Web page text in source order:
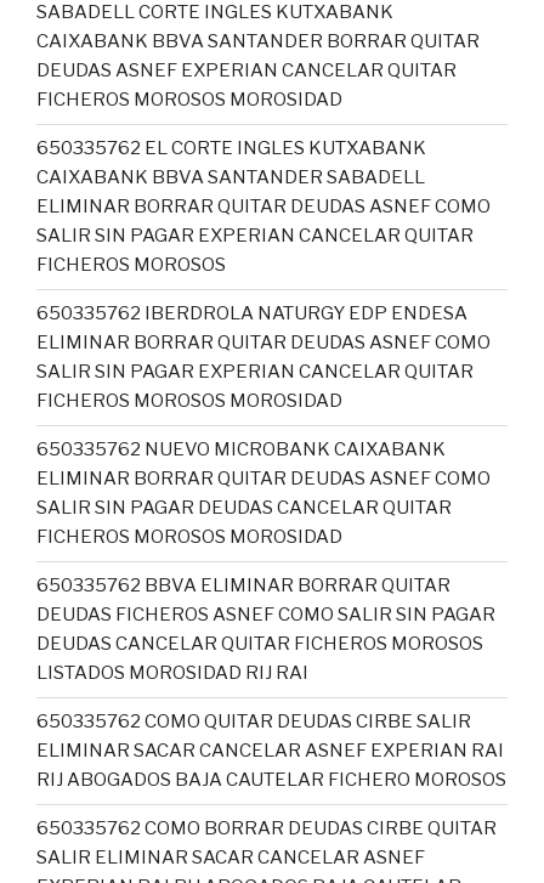
SABADELL CORTE INGLES KUTXABANK
CAIXABANK BBVA SANTANDER BORRAR QUITAR
DEUDAS ASNEF EXPERIAN CANCELAR QUITAR
FICHEROS MOROSOS MOROSIDAD
650335762 EL CORTE INGLES KUTXABANK
CAIXABANK BBVA SANTANDER SABADELL
ELIMINAR BORRAR QUITAR DEUDAS ASNEF COMO
SALIR SIN PAGAR EXPERIAN CANCELAR QUITAR
FICHEROS MOROSOS
650335762 IBERDROLA NATURGY EDP ENDESA
ELIMINAR BORRAR QUITAR DEUDAS ASNEF COMO
SALIR SIN PAGAR EXPERIAN CANCELAR QUITAR
FICHEROS MOROSOS MOROSIDAD
650335762 NUEVO MICROBANK CAIXABANK
ELIMINAR BORRAR QUITAR DEUDAS ASNEF COMO
SALIR SIN PAGAR DEUDAS CANCELAR QUITAR
FICHEROS MOROSOS MOROSIDAD
650335762 BBVA ELIMINAR BORRAR QUITAR
DEUDAS FICHEROS ASNEF COMO SALIR SIN PAGAR
DEUDAS CANCELAR QUITAR FICHEROS MOROSOS
LISTADOS MOROSIDAD RIJ RAI
650335762 COMO QUITAR DEUDAS CIRBE SALIR
ELIMINAR SACAR CANCELAR ASNEF EXPERIAN RAI
RIJ ABOGADOS BAJA CAUTELAR FICHERO MOROSOS
650335762 COMO BORRAR DEUDAS CIRBE QUITAR
SALIR ELIMINAR SACAR CANCELAR ASNEF